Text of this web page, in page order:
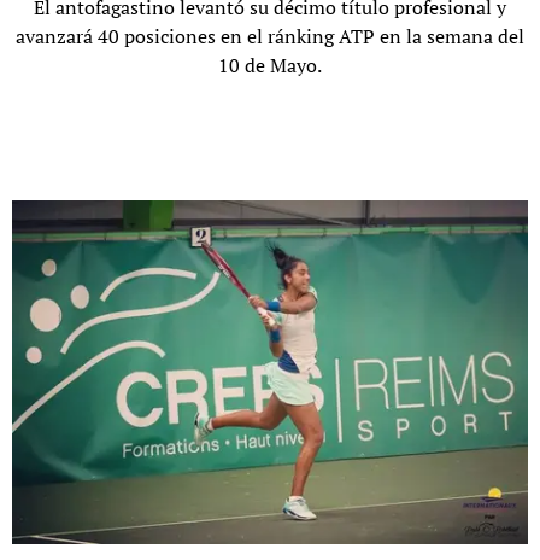
El antofagastino levantó su décimo título profesional y
avanzará 40 posiciones en el ránking ATP en la semana del
10 de Mayo.